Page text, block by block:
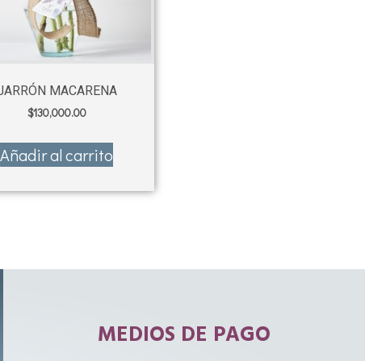
MACARENA
$130,000.00
Añadir al carrito
MEDIOS DE PAGO